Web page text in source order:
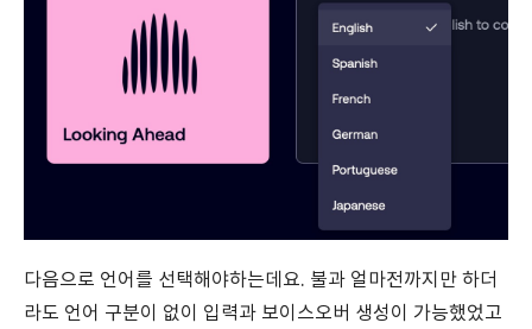
다음으로 언어를 선택해야하는데요. 불과 얼마전까지만 하더
라도 언어 구분이 없이 입력과 보이스오버 생성이 가능했었고